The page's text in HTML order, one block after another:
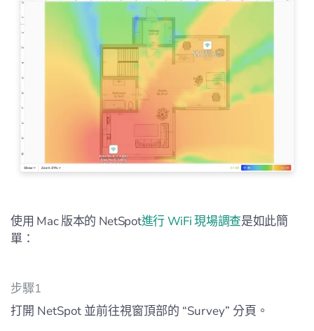
使用 Mac 版本的 NetSpot進行 WiFi 現場調查是如此簡
單：
步驟1
打開 NetSpot 並前往視窗頂部的 “Survey” 分頁。